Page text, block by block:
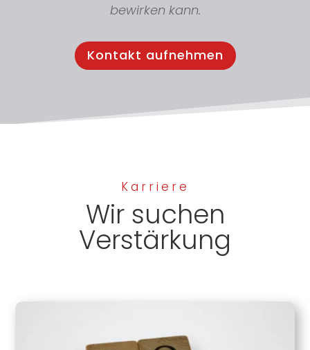
bewirken kann.
Kontakt aufnehmen
Karriere
Wir suchen
Verstärkung